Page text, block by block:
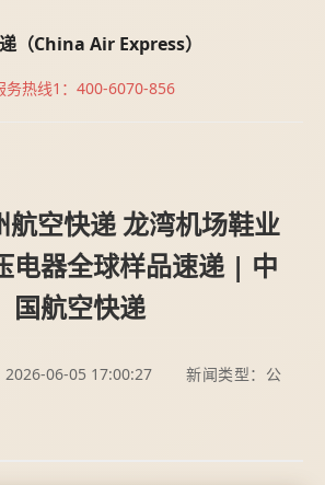
（China Air Express）
务热线1：400-6070-856
航空快递 龙湾机场鞋业
电器全球样品速递 | 中
国航空快递
2026-06-05 17:00:27
新闻类型：公